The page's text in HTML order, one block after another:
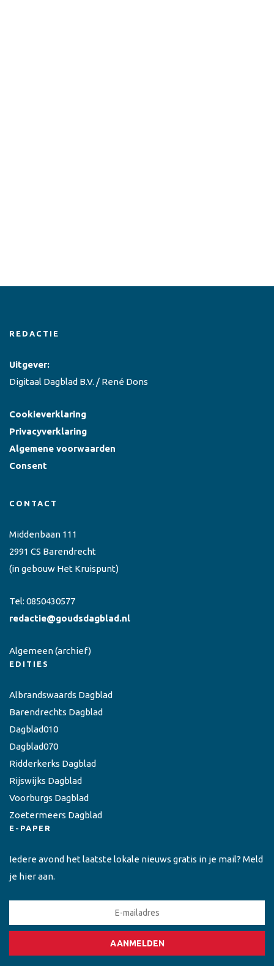
REDACTIE
Uitgever:
Digitaal Dagblad B.V. / René Dons
Cookieverklaring
Privacyverklaring
Algemene voorwaarden
Consent
CONTACT
Middenbaan 111
2991 CS Barendrecht
(in gebouw Het Kruispunt)
Tel: 0850430577
redactie@goudsdagblad.nl
Algemeen(archief)
EDITIES
Albrandswaards Dagblad
Barendrechts Dagblad
Dagblad010
Dagblad070
Ridderkerks Dagblad
Rijswijks Dagblad
Voorburgs Dagblad
Zoetermeers Dagblad
E-PAPER
Iedere avond het laatste lokale nieuws gratis in je mail? Meld
je hier aan.